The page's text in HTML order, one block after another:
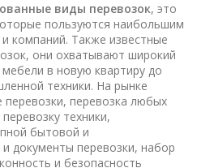
виды перевозок, это
пользуются наибольшим
компаний. Также известные
, они охватывают широкий
в новую квартиру до
техники. На рынке
перевозки, перевозка любых
перевозку техники,
бытовой и
и документы перевозки, набор
и безопасность